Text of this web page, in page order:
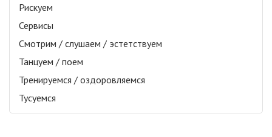
Рискуем
Сервисы
Смотрим / слушаем / эстетствуем
Танцуем / поем
Тренируемся / оздоровляемся
Тусуемся